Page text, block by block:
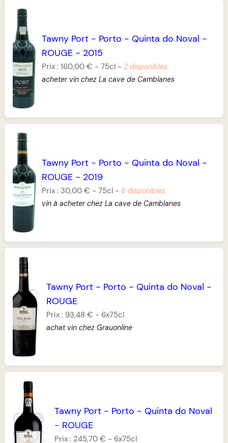
Tawny Port- Porto - Quinta do Noval -
ROUGE- 2015
Prix : 160,00 € - 75cl- 2 disponibles
acheter vin chez La cave de Camblanes
Tawny Port - Porto - Quinta do Noval -
ROUGE - 2019
Prix : 30,00 € -75cl - 6 disponibles
vin à acheter chez La cave de Camblanes
Tawny Port - Porto - Quinta do Noval -
ROUGE
Prix : 93,48 € - 6x75cl
achat vin chez Grauonline
Tawny Port - Porto - Quinta do Noval
- ROUGE
Prix : 245,70 € - 6x75cl